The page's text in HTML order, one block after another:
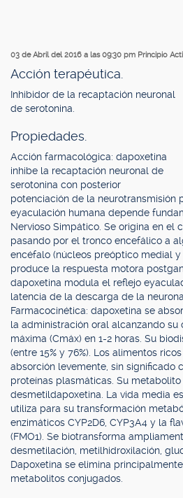
03 de Abril del 2016 a las 09:30 pm Principio
Acción terapéutica.
Inhibidor de la recaptación neuronal
de serotonina.
Propiedades.
Acción farmacológica: dapoxetina
inhibe la recaptación neuronal de
serotonina con posterior
potenciación de la neurotransmisión
eyaculación humana depende
Nervioso Simpático. Se origina en el
pasando por el tronco encefálico a
encéfalo (núcleos preóptico medial
produce la respuesta motora
dapoxetina modula el reflejo
latencia de la descarga de la
Farmacocinética: dapoxetina se
la administración oral alcanzando
máxima (Cmáx) en 1-2 horas. Su
(entre 15% y 76%). Los alimentos
absorción levemente, sin significado
proteínas plasmáticas. Su
desmetildapoxetina. La vida media
utiliza para su transformación
enzimáticos CYP2D6, CYP3A4 y la
(FMO1). Se biotransforma
desmetilación, metilhidroxilación,
Dapoxetina se elimina
metabolitos conjugados.